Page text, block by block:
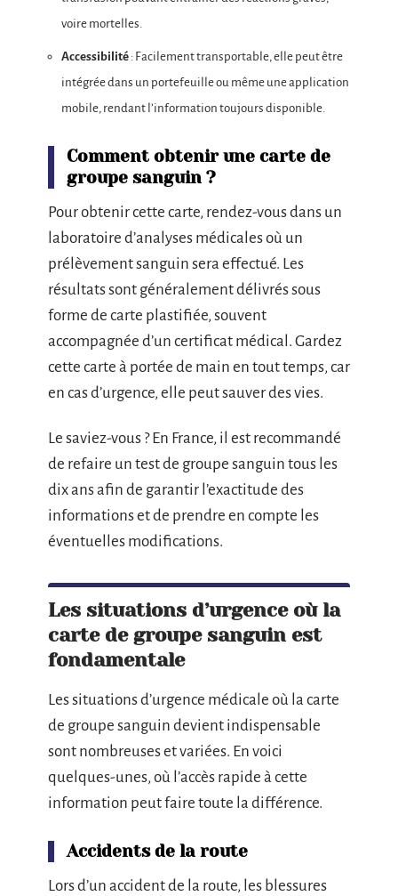
voire mortelles.
Accessibilité : Facilement transportable, elle peut être
intégrée dans un portefeuille ou même une application
mobile, rendant l’information toujours disponible.
Comment obtenir une carte de
groupe sanguin ?
Pour obtenir cette carte, rendez-vous dans un
laboratoire d’analyses médicales où un
prélèvement sanguin sera effectué. Les
résultats sont généralement délivrés sous
forme de carte plastifiée, souvent
accompagnée d’un certificat médical. Gardez
cette carte à portée de main en tout temps, car
en cas d’urgence, elle peut sauver des vies.
Le saviez-vous ? En France, il est recommandé
de refaire un test de groupe sanguin tous les
dix ans afin de garantir l’exactitude des
informations et de prendre en compte les
éventuelles modifications.
Les situations d’urgence où la
carte de groupe sanguin est
fondamentale
Les situations d’urgence médicale où la carte
de groupe sanguin devient indispensable
sont nombreuses et variées. En voici
quelques-unes, où l’accès rapide à cette
information peut faire toute la différence.
Accidents de la route
Lors d’un accident de la route, les blessures